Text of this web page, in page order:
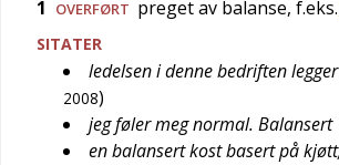
1 OVERFØRT preget av balanse, f.eks.
SITATER
ledelsen i denne bedriften
2008)
jeg føler meg normal. Balansert
en balansert kost basert på